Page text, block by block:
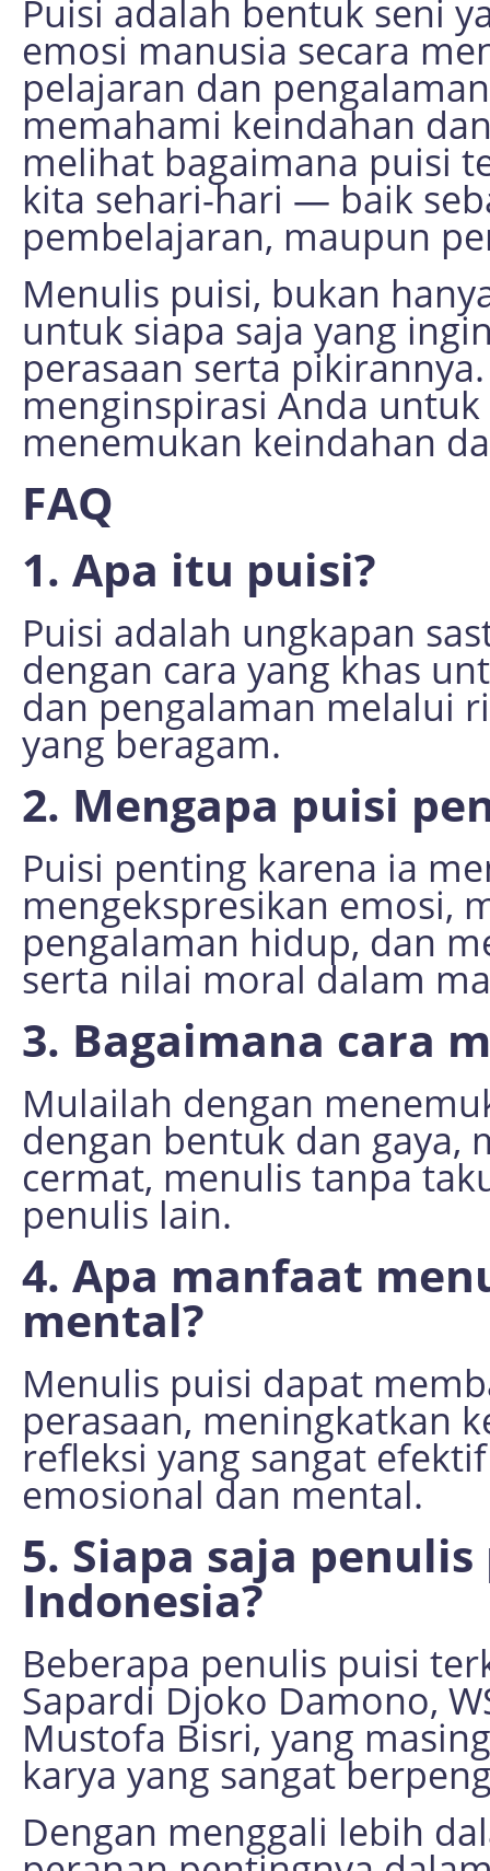
Puisi adalah bentuk seni
emosi manusia secara
pelajaran dan
memahami keindahan
melihat bagaimana puisi
kita sehari-hari — baik
pembelajaran, maupun
Menulis puisi, bukan
untuk siapa saja yang
perasaan serta
menginspirasi Anda
menemukan keindahan
FAQ
1. Apa itu puisi?
Puisi adalah ungkapan
dengan cara yang khas
dan pengalaman melalui
yang beragam.
2. Mengapa puisi
Puisi penting karena ia
mengekspresikan emosi,
pengalaman hidup, dan
serta nilai moral dalam
3. Bagaimana cara
Mulailah dengan
dengan bentuk dan gaya,
cermat, menulis tanpa
penulis lain.
4. Apa manfaat
mental?
Menulis puisi dapat
perasaan, meningkatkan
refleksi yang sangat
emosional dan mental.
5. Siapa saja
Indonesia?
Beberapa penulis puisi
Sapardi Djoko Damono,
Mustofa Bisri, yang
karya yang sangat
Dengan menggali lebih